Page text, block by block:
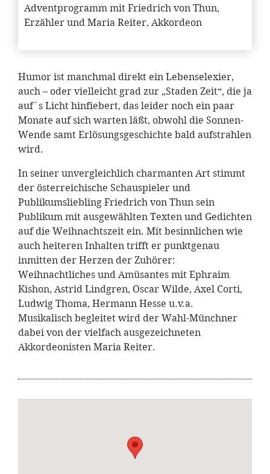
Adventprogramm mit Friedrich von Thun,
Erzähler und Maria Reiter, Akkordeon
Humor ist manchmal direkt ein Lebenselexier,
auch – oder vielleicht grad zur „Staden Zeit“, die ja
auf´s Licht hinfiebert, das leider noch ein paar
Monate auf sich warten läßt, obwohl die Sonnen-
Wende samt Erlösungsgeschichte bald aufstrahlen
wird.
In seiner unvergleichlich charmanten Art stimmt
der österreichische Schauspieler und
Publikumsliebling Friedrich von Thun sein
Publikum mit ausgewählten Texten und Gedichten
auf die Weihnachtszeit ein. Mit besinnlichen wie
auch heiteren Inhalten trifft er punktgenau
inmitten der Herzen der Zuhörer:
Weihnachtliches und Amüsantes mit Ephraim
Kishon, Astrid Lindgren, Oscar Wilde, Axel Corti,
Ludwig Thoma, Hermann Hesse u.v.a.
Musikalisch begleitet wird der Wahl-Münchner
dabei von der vielfach ausgezeichneten
Akkordeonisten Maria Reiter.